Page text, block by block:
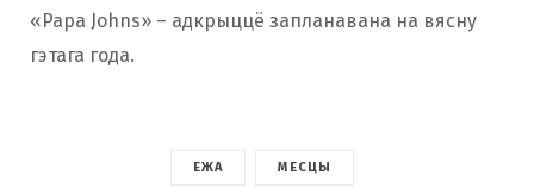
«Papa Johns» – адкрыццё запланавана на вясну
гэтага года.
ЕЖА МЕСЦЫ